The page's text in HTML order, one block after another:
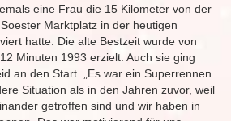
eine Frau die 15 Kilometer von der
Marktplatz in der heutigen
hatte. Die alte Bestzeit wurde von
Minuten 1993 erzielt. Auch sie ging
an den Start. „Es war ein Superrennen.
Situation als in den Jahren zuvor, weil
getroffen sind und wir haben in